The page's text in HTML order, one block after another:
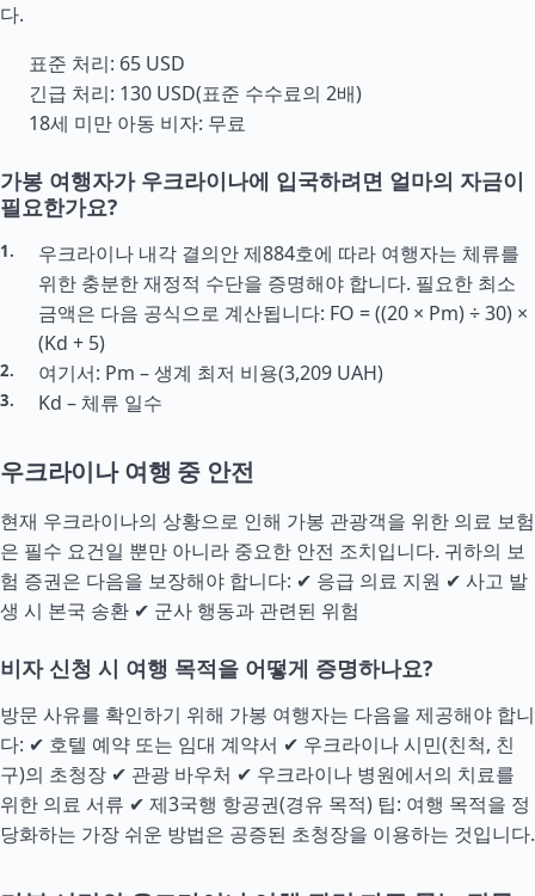
다.
표준 처리: 65 USD
긴급 처리: 130 USD(표준 수수료의 2배)
18세 미만 아동 비자: 무료
가봉 여행자가 우크라이나에 입국하려면 얼마의 자금이
필요한가요?
우크라이나 내각 결의안 제884호에 따라 여행자는 체류를
위한 충분한 재정적 수단을 증명해야 합니다. 필요한 최소
금액은 다음 공식으로 계산됩니다: FO = ((20 × Pm) ÷ 30) ×
(Kd + 5)
여기서: Pm – 생계 최저 비용(3,209 UAH)
Kd – 체류 일수
우크라이나 여행 중 안전
현재 우크라이나의 상황으로 인해 가봉 관광객을 위한 의료 보험
은 필수 요건일 뿐만 아니라 중요한 안전 조치입니다. 귀하의 보
험 증권은 다음을 보장해야 합니다: ✔ 응급 의료 지원 ✔ 사고 발
생 시 본국 송환 ✔ 군사 행동과 관련된 위험
비자 신청 시 여행 목적을 어떻게 증명하나요?
방문 사유를 확인하기 위해 가봉 여행자는 다음을 제공해야 합니
다: ✔ 호텔 예약 또는 임대 계약서 ✔ 우크라이나 시민(친척, 친
구)의 초청장 ✔ 관광 바우처 ✔ 우크라이나 병원에서의 치료를
위한 의료 서류 ✔ 제3국행 항공권(경유 목적) 팁: 여행 목적을 정
당화하는 가장 쉬운 방법은 공증된 초청장을 이용하는 것입니다.